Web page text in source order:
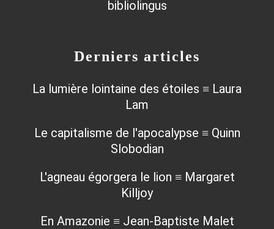
Derniers articles
La lumière lointaine des étoiles ≡ Laura
Lam
Le capitalisme de l'apocalypse ≡ Quinn
Slobodian
L'agneau égorgera le lion ≡ Margaret
Killjoy
En Amazonie ≡ Jean-Baptiste Malet